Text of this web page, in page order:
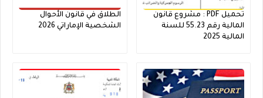
تحميل PDF : مشروع قانون
المالية رقم 55.23 للسنة
المالية 2025
الطلاق في قانون الأحوال
الشخصية الإماراتي 2026